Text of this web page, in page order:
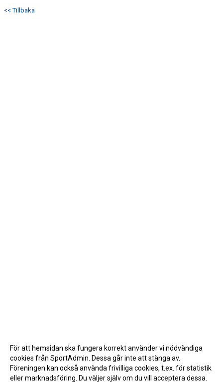
<< Tillbaka
För att hemsidan ska fungera korrekt använder vi nödvändiga
cookies från SportAdmin. Dessa går inte att stänga av.
Föreningen kan också använda frivilliga cookies, t.ex. för statistik
eller marknadsföring. Du väljer själv om du vill acceptera dessa.